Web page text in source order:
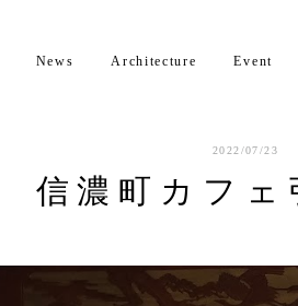
News Architecture Event
2022/07/23
信濃町カフェ